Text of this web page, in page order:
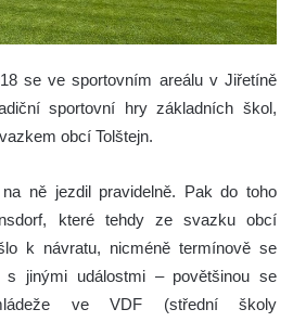
se ve sportovním areálu v Jiřetíně
sportovní hry základních škol,
obcí Tolštejn.
ně jezdil pravidelně. Pak do toho
které tehdy ze svazku obcí
k návratu, nicméně termínově se
s jinými událostmi – povětšinou se
ve VDF (střední školy